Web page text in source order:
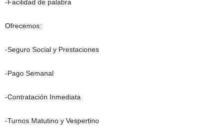
-Facilidad de palabra
Ofrecemos:
-Seguro Social y Prestaciones
-Pago Semanal
-Contratación Inmediata
-Turnos Matutino y Vespertino